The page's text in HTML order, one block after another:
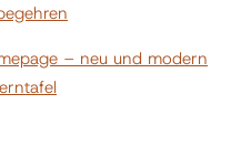
– neu und modern